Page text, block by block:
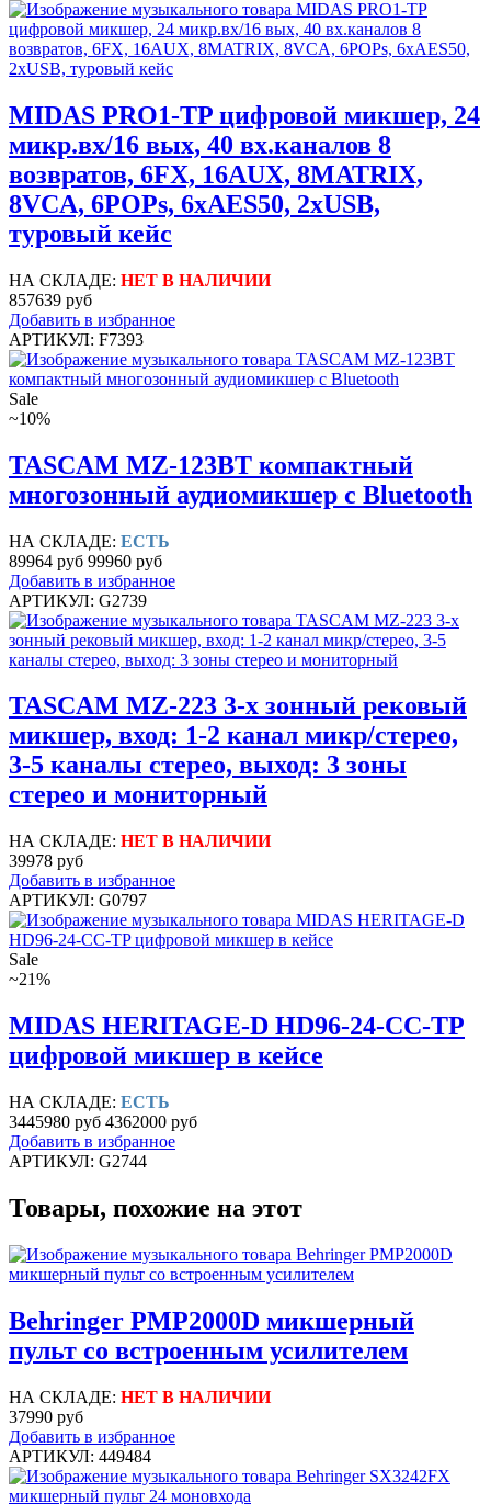
MIDAS PRO1-TP цифровой микшер, 24
микр.вх/16 вых, 40 вх.каналов 8
возвратов, 6FX, 16AUX, 8MATRIX,
8VCA, 6POPs, 6xAES50, 2xUSB,
туровый кейс
НА СКЛАДЕ: НЕТ В НАЛИЧИИ
857639 руб
Добавить в избранное
АРТИКУЛ: F7393
Sale
~10%
TASCAM MZ-123BT компактный
многозонный аудиомикшер с Bluetooth
НА СКЛАДЕ: ЕСТЬ
89964 руб 99960 руб
Добавить в избранное
АРТИКУЛ: G2739
TASCAM MZ-223 3-х зонный рековый
микшер, вход: 1-2 канал микр/стерео,
3-5 каналы стерео, выход: 3 зоны
стерео и мониторный
НА СКЛАДЕ: НЕТ В НАЛИЧИИ
39978 руб
Добавить в избранное
АРТИКУЛ: G0797
Sale
~21%
MIDAS HERITAGE-D HD96-24-CC-TP
цифровой микшер в кейсе
НА СКЛАДЕ: ЕСТЬ
3445980 руб 4362000 руб
Добавить в избранное
АРТИКУЛ: G2744
Товары, похожие на этот
Behringer PMP2000D микшерный
пульт со встроенным усилителем
НА СКЛАДЕ: НЕТ В НАЛИЧИИ
37990 руб
Добавить в избранное
АРТИКУЛ: 449484